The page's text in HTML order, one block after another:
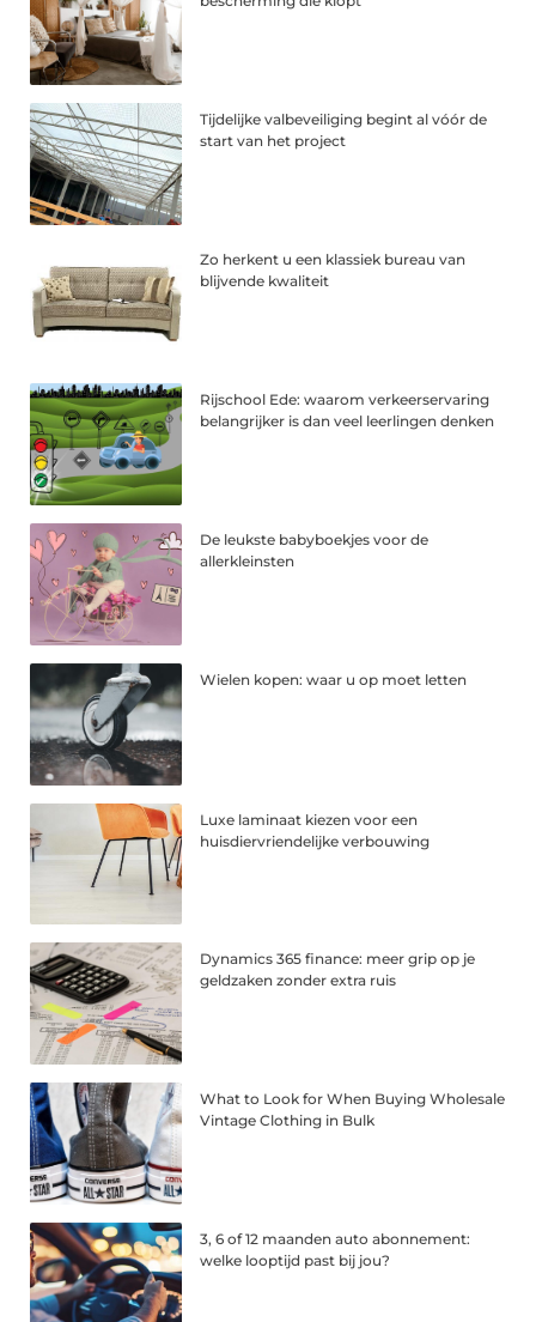
Tijdelijke valbeveiliging begint al vóór de
start van het project
Zo herkent u een klassiek bureau van
blijvende kwaliteit
Rijschool Ede: waarom verkeerservaring
belangrijker is dan veel leerlingen denken
De leukste babyboekjes voor de
allerkleinsten
Wielen kopen: waar u op moet letten
Luxe laminaat kiezen voor een
huisdiervriendelijke verbouwing
Dynamics 365 finance: meer grip op je
geldzaken zonder extra ruis
What to Look for When Buying Wholesale
Vintage Clothing in Bulk
3, 6 of 12 maanden auto abonnement:
welke looptijd past bij jou?